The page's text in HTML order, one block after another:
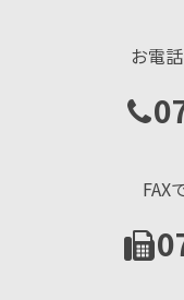
お電
FAX